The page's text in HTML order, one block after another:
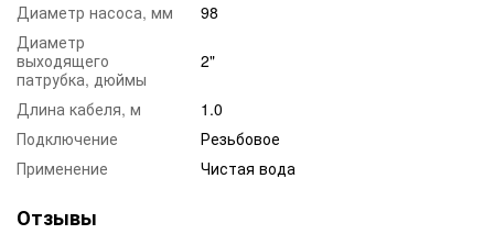
Диаметр насоса, мм
98
Диаметр
выходящего
патрубка, дюймы
2"
Длина кабеля, м
1.0
Подключение
Резьбовое
Применение
Чистая вода
Отзывы